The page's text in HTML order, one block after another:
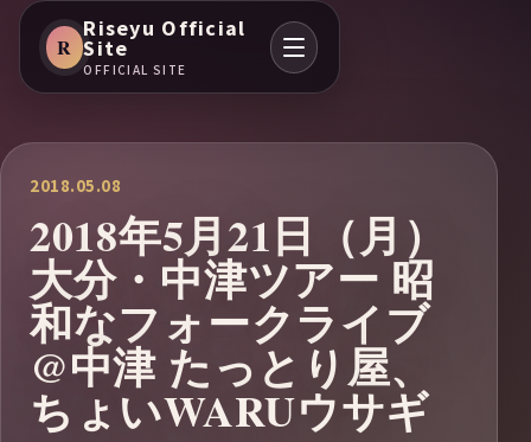
R
Riseyu Official
Site
OFFICIAL SITE
2018.05.08
2018年5月21日（月）
大分・中津ツアー 昭
和なフォークライブ
@中津 たっとり屋、
ちょいWARUウサギ